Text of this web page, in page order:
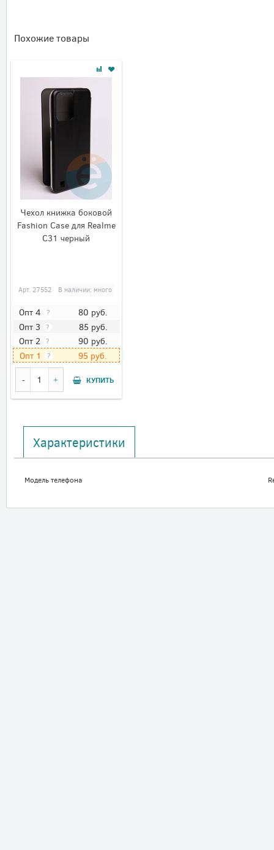
Похожие товары
Чехол книжка боковой
Fashion Case для Realme
C31 черный
Арт. 27552 В наличии: много
Опт 4 ? 80 руб.
Опт 3 ? 85 руб.
Опт 2 ? 90 руб.
Опт 1 ? 95 руб.
КУПИТЬ
Характеристики
Модель телефона